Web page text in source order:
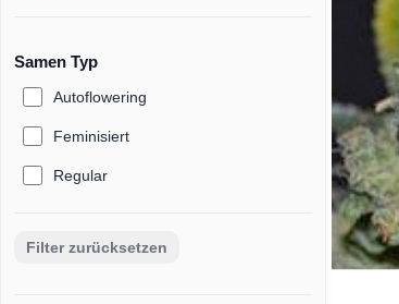
Samen Typ
Autoflowering
Feminisiert
Regular
Filter zurücksetzen